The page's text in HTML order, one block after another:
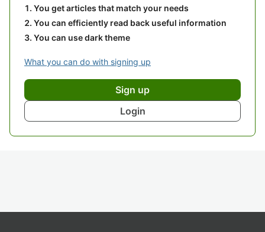
You get articles that match your needs
You can efficiently read back useful information
You can use dark theme
What you can do with signing up
Sign up
Login